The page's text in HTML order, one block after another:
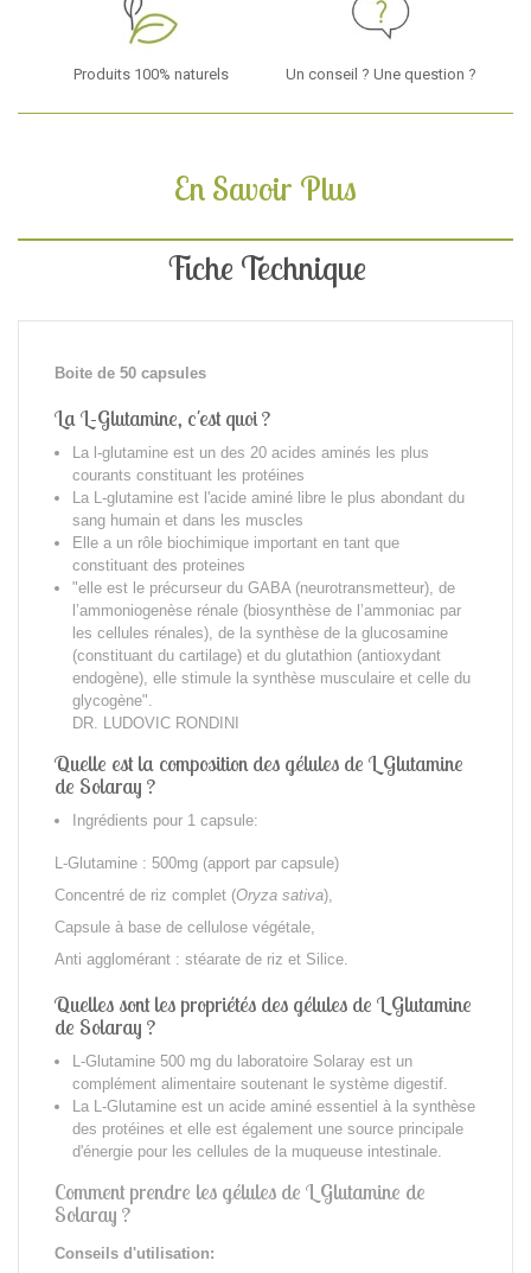
Produits 100% naturels Un conseil ? Une question ?
En Savoir Plus
Fiche Technique
Boite de 50 capsules
La L-Glutamine, c'est quoi ?
La l-glutamine est un des 20 acides aminés les plus
courants constituant les protéines
La L-glutamine est l'acide aminé libre le plus abondant du
sang humain et dans les muscles
Elle a un rôle biochimique important en tant que
constituant des proteines
"elle est le précurseur du GABA (neurotransmetteur), de
l’ammoniogenèse rénale (biosynthèse de l’ammoniac par
les cellules rénales), de la synthèse de la glucosamine
(constituant du cartilage) et du glutathion (antioxydant
endogène), elle stimule la synthèse musculaire et celle du
glycogène".
DR. LUDOVIC RONDINI
Quelle est la composition des gélules de L Glutamine
de Solaray ?
Ingrédients pour 1 capsule:
L-Glutamine : 500mg (apport par capsule)
Concentré de riz complet (Oryza sativa),
Capsule à base de cellulose végétale,
Anti agglomérant : stéarate de riz et Silice.
Quelles sont les propriétés des gélules de L Glutamine
de Solaray ?
L-Glutamine 500 mg du laboratoire Solaray est un
complément alimentaire soutenant le système digestif.
La L-Glutamine est un acide aminé essentiel à la synthèse
des protéines et elle est également une source principale
d'énergie pour les cellules de la muqueuse intestinale.
Comment prendre les gélules de L Glutamine de
Solaray ?
Conseils d'utilisation: